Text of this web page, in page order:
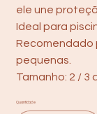
ele une
Ideal para
Recomendado
pequenas.
Tamanho: 2 / 3
Quantidade